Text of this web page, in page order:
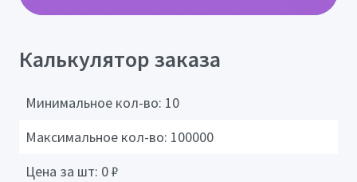
Калькулятор заказа
Минимальное кол-во: 10
Максимальное кол-во: 100000
Цена за шт: 0₽